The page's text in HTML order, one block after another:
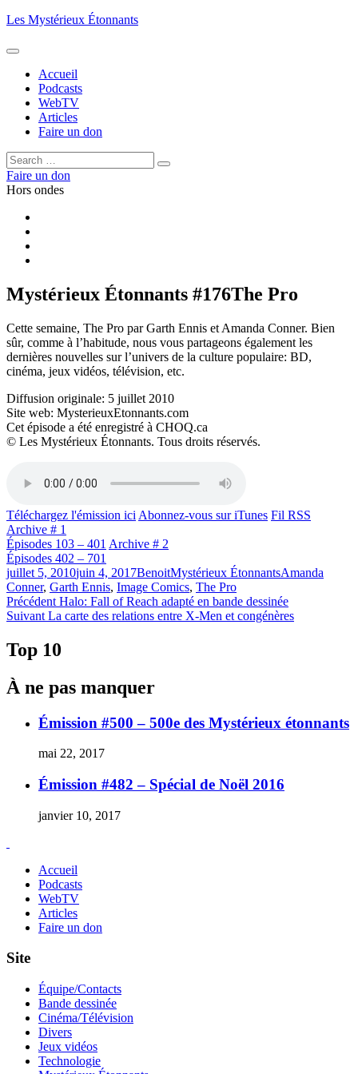
Aller
contenu
Les Mystérieux Étonnants
Accueil
Podcasts
WebTV
Articles
Faire un don
Rechercher :
Rechercher
Faire un don
Hors ondes
Mystérieux Étonnants #176The Pro
Cette semaine, The Pro par Garth Ennis et Amanda Conner. Bien
sûr, comme à l’habitude, nous vous partageons également les
dernières nouvelles sur l’univers de la culture populaire: BD,
cinéma, jeux vidéos, télévision, etc.
Diffusion originale: 5 juillet 2010
Site web: MysterieuxEtonnants.com
Cet épisode a été enregistré à CHOQ.ca
© Les Mystérieux Étonnants. Tous droits réservés.
Téléchargez l'émission ici Abonnez-vous sur iTunes Fil RSS
Archive # 1
Épisodes 103 – 401 Archive # 2
Épisodes 402 – 701
Publié
le
juillet 5, 2010juin 4, 2017BenoitCatégories
Mystérieux ÉtonnantsÉtiquettes
Amanda
Conner, Garth Ennis, Image Comics, The Pro
Navigation
de
l'article
Précédent Article
précédent :
Halo: Fall of Reach adapté en bande dessinée
Suivant Article
La carte des relations entre X-Men et congénères
Top 10
À ne pas manquer
Émission #500 – 500e des Mystérieux étonnants
mai 22, 2017
Émission #482 – Spécial de Noël 2016
janvier 10, 2017
Accueil
Podcasts
WebTV
Articles
Faire un don
Site
Équipe/Contacts
Bande dessinée
Cinéma/Télévision
Divers
Jeux vidéos
Technologie